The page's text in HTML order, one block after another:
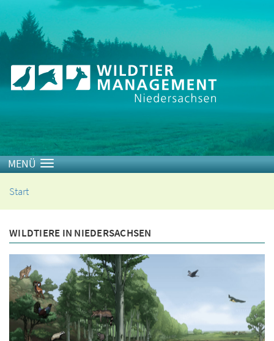
Toggle navigation
Start
WILDTIERE IN NIEDERSACHSEN